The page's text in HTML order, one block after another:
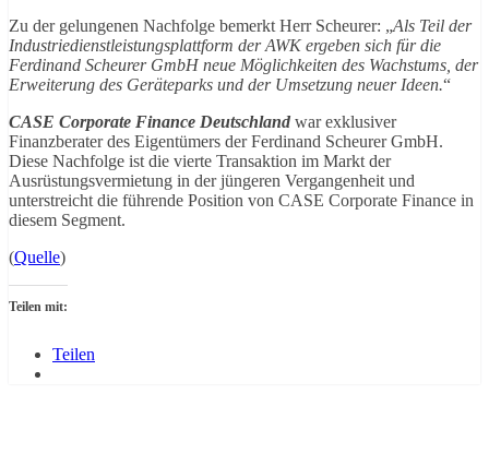
Zu der gelungenen Nachfolge bemerkt Herr Scheurer: „Als Teil der
Industriedienstleistungsplattform der AWK ergeben sich für die
Ferdinand Scheurer GmbH neue Möglichkeiten des Wachstums, der
Erweiterung des Geräteparks und der Umsetzung neuer Ideen.“
CASE Corporate Finance Deutschland war exklusiver
Finanzberater des Eigentümers der Ferdinand Scheurer GmbH.
Diese Nachfolge ist die vierte Transaktion im Markt der
Ausrüstungsvermietung in der jüngeren Vergangenheit und
unterstreicht die führende Position von CASE Corporate Finance in
diesem Segment.
(Quelle)
Teilen mit:
Teilen